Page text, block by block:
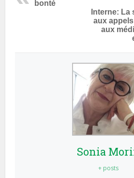
bonté
Interne: La
aux
aux
Sonia
+ posts